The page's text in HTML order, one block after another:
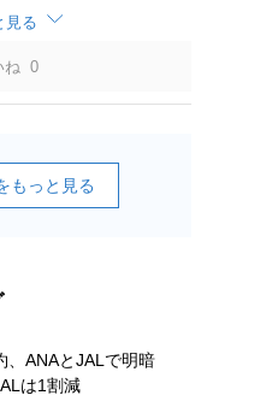
ているので、個人的には
でほしいです。「金がと
に穴掘ったりしそうな国
ね。
見る
0
もっと見る
、ANAとJALで明暗
は1割減